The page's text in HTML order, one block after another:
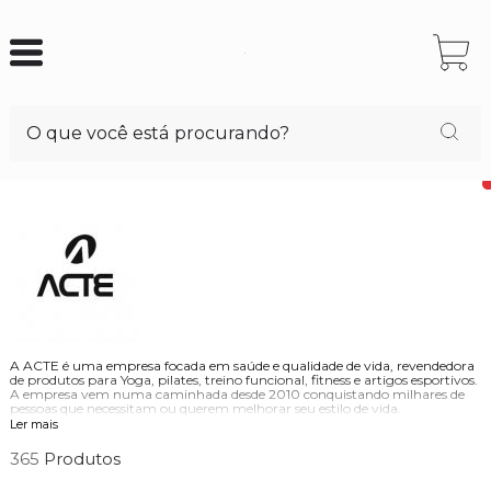
A ACTE é uma empresa focada em saúde e qualidade de vida, revendedora
de produtos para Yoga, pilates, treino funcional, fitness e artigos esportivos.
A empresa vem numa caminhada desde 2010 conquistando milhares de
pessoas que necessitam ou querem melhorar seu estilo de vida.
com o bom desempenho. De uma forma que possa mudar a vida de
milhões dos compradores da marca. A marca traz como objetivo poder
Ler mais
365